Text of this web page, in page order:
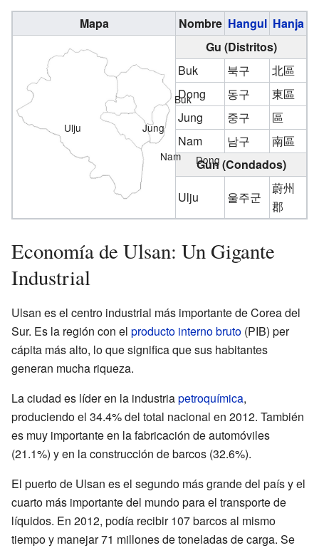
Mapa Nombre Hangul Hanja
Buk
Dong
Jung
Nam
Ulju
Gu (Distritos)
Buk
북구
北區
Dong
동구
東區
Jung
중구
區
Nam
남구
南區
Gun (Condados)
Ulju
울주군
蔚州
郡
Economía de Ulsan: Un Gigante
Industrial
Ulsan es el centro industrial más importante de Corea del
Sur. Es la región con el producto interno bruto (PIB) per
cápita más alto, lo que significa que sus habitantes
generan mucha riqueza.
La ciudad es líder en la industriapetroquímica,
produciendo el 34.4% del total nacional en 2012. También
es muy importante en la fabricación de automóviles
(21.1%) y en la construcción de barcos (32.6%).
El puerto de Ulsan es el segundo más grande del país y el
cuarto más importante del mundo para el transporte de
líquidos. En 2012, podía recibir 107 barcos al mismo
tiempo y manejar 71 millones de toneladas de carga. Se